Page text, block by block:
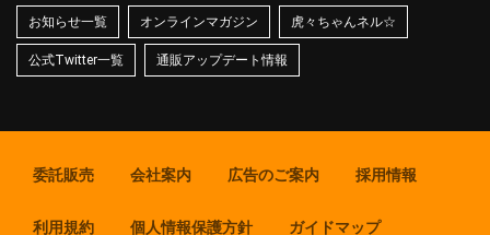
お知らせ一覧 オンラインマガジン 虎々ちゃんネル☆
公式Twitter一覧 通販アップデート情報
委託販売 会社案内 広告のご案内 採用情報
利用規約 個人情報保護方針 ガイドマップ